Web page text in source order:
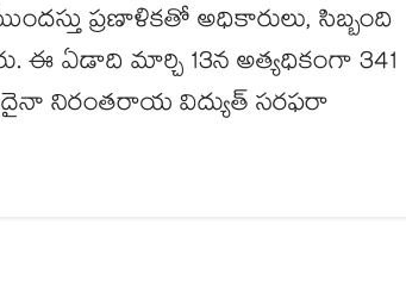
ప్రణాళిక‌‌‌‌‌‌‌‌‌‌‌‌‌‌‌‌‌‌‌‌‌‌‌‌‌‌‌‌‌‌‌‌‌‌‌‌‌‌‌‌‌‌‌‌‌‌‌‌‌‌‌‌‌‌‌‌‌‌‌‌‌‌‌‌‌‌‌‌‌‌‌‌‌‌‌‌‌‌‌‌‌‌‌‌‌‌‌‌‌‌‌‌‌‌‌‌‌‌‌‌‌‌‌‌‌‌‌‌‌‌‌‌‌‌‌‌‌‌‌‌‌‌‌‌‌‌‌‌తో అధికారులు, సిబ్బంది
ఈ ఏడాది మార్చి 13న అత్యధికంగా 341
నిరంతరాయ విద్యుత్ సరఫరా